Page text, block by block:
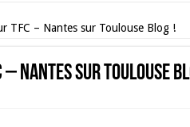
TFC – Nantes sur Toulouse Blog !
– Nantes sur Toulouse